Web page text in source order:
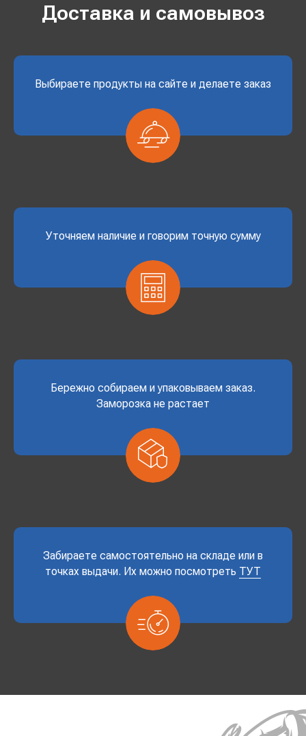
Доставка и самовывоз
Выбираете продукты на сайте и делаете заказ
Уточняем наличие и говорим точную сумму
Бережно собираем и упаковываем заказ.
Заморозка не растает
Забираете самостоятельно на складе или в
точках выдачи. Их можно посмотреть ТУТ